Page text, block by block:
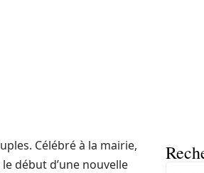
Célébré à la mairie,
début d’une nouvelle